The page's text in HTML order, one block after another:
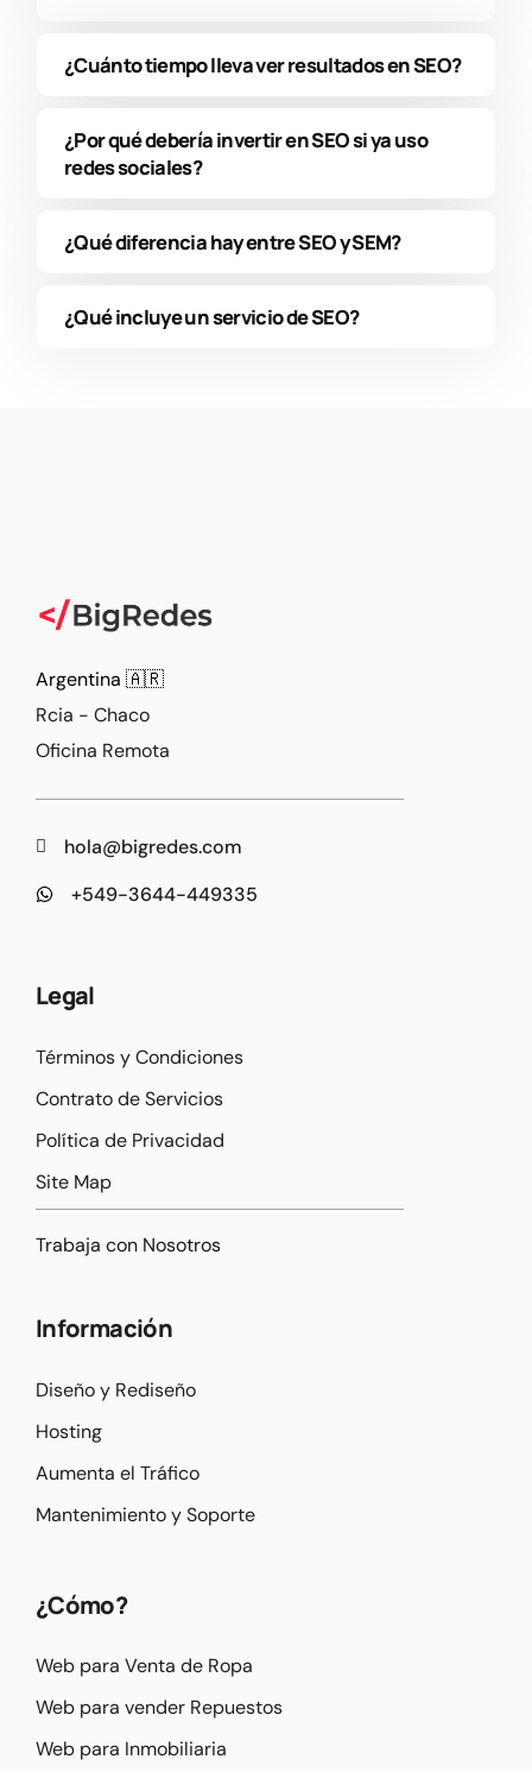
¿Cuánto tiempo lleva ver resultados en SEO?
¿Por qué debería invertir en SEO si ya uso
redes sociales?
¿Qué diferencia hay entre SEO y SEM?
¿Qué incluye un servicio de SEO?
Argentina 🇦🇷
Rcia - Chaco
Oficina Remota
hola@bigredes.com
+549-3644-449335
Legal
Términos y Condiciones
Contrato de Servicios
Política de Privacidad
Site Map
Trabaja con Nosotros
Información
Diseño y Rediseño
Hosting
Aumenta el Tráfico
Mantenimiento y Soporte
¿Cómo?
Web para Venta de Ropa
Web para vender Repuestos
Web para Inmobiliaria